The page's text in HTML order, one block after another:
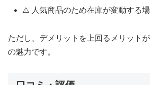
⚠️ 人気商品のため在庫が変動する
ただし、デメリットを上回るメリット
の魅力です。